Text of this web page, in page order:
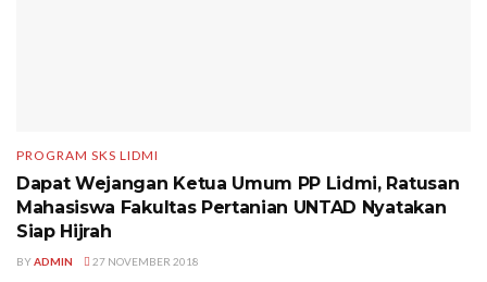
PROGRAM SKS LIDMI
Dapat Wejangan Ketua Umum PP Lidmi, Ratusan
Mahasiswa Fakultas Pertanian UNTAD Nyatakan
Siap Hijrah
BYADMIN 27 NOVEMBER 2018